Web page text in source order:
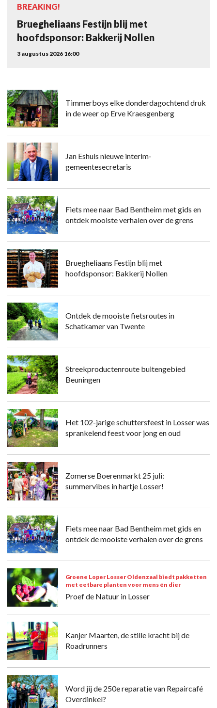
BREAKING!
Bruegheliaans Festijn blij met
hoofdsponsor: Bakkerij Nollen
3 augustus 2026 16:00
Timmerboys elke donderdagochtend druk
in de weer op Erve Kraesgenberg
Jan Eshuis nieuwe interim-
gemeentesecretaris
Fiets mee naar Bad Bentheim met gids en
ontdek mooiste verhalen over de grens
Bruegheliaans Festijn blij met
hoofdsponsor: Bakkerij Nollen
Ontdek de mooiste fietsroutes in
Schatkamer van Twente
Streekproductenroute buitengebied
Beuningen
Het 102-jarige schuttersfeest in Losser was
sprankelend feest voor jong en oud
Zomerse Boerenmarkt 25 juli:
summervibes in hartje Losser!
Fiets mee naar Bad Bentheim met gids en
ontdek de mooiste verhalen over de grens
Groene Loper Losser Oldenzaal biedt pakketten
met eetbare planten voor mens én dier
Proef de Natuur in Losser
Kanjer Maarten, de stille kracht bij de
Roadrunners
Word jij de 250e reparatie van Repaircafé
Overdinkel?